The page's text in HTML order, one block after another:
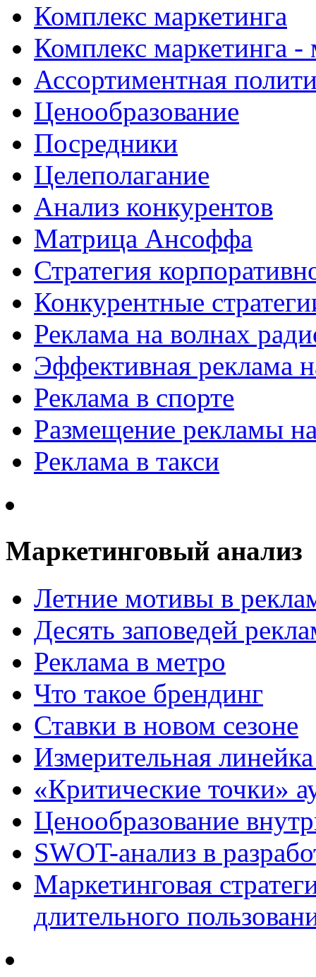
Комплекс маркетинга
Комплекс маркетинга
Ассортиментная
Ценообразование
Посредники
Целеполагание
Анализ конкурентов
Матрица Ансоффа
Стратегия
Конкурентные
Реклама на волнах
Эффективная реклама
Реклама в спорте
Размещение рекламы
Реклама в такси
Маркетинговый анализ
Летние мотивы в
Десять заповедей
Реклама в метро
Что такое брендинг
Ставки в новом сезоне
Измерительная
«Критические точки»
Ценообразование
SWOT-анализ в
Маркетинговая
длительного